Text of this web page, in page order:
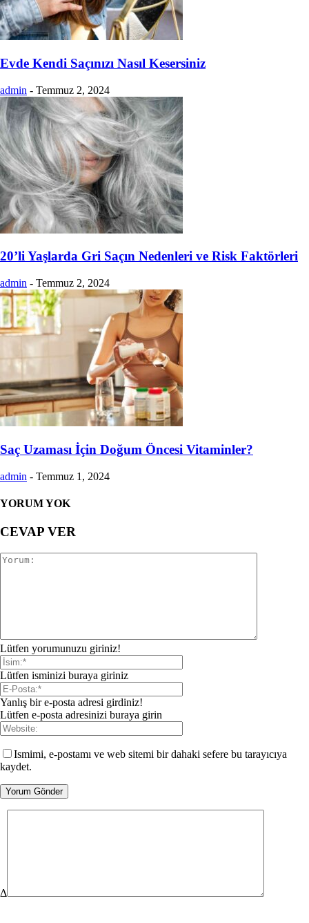
Evde Kendi Saçınızı Nasıl Kesersiniz
admin - Temmuz 2, 2024
20’li Yaşlarda Gri Saçın Nedenleri ve Risk Faktörleri
admin - Temmuz 2, 2024
Saç Uzaması İçin Doğum Öncesi Vitaminler?
admin - Temmuz 1, 2024
YORUM YOK
CEVAP VER
Lütfen yorumunuzu giriniz!
Lütfen isminizi buraya giriniz
Yanlış bir e-posta adresi girdiniz!
Lütfen e-posta adresinizi buraya girin
Ismimi, e-postamı ve web sitemi bir dahaki sefere bu tarayıcıya
kaydet.
Δ